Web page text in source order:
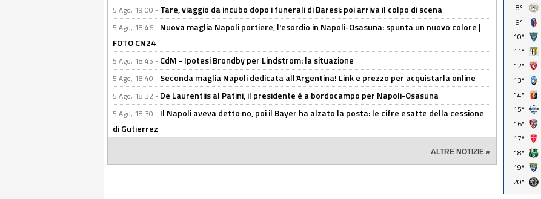
5 Ago, 19:00 - Tare, viaggio da incubo dopo i funerali di Baresi: poi arriva il colpo di scena
5 Ago, 18:46 - Nuova maglia Napoli portiere, l'esordio in Napoli-Osasuna: spunta un nuovo colore |
FOTO CN24
5 Ago, 18:45 - CdM - Ipotesi Brondby per Lindstrom: la situazione
5 Ago, 18:40 - Seconda maglia Napoli dedicata all'Argentina! Link e prezzo per acquistarla online
5 Ago, 18:32 - De Laurentiis al Patini, il presidente è a bordocampo per Napoli-Osasuna
5 Ago, 18:30 - Il Napoli aveva detto no, poi il Bayer ha alzato la posta: le cifre esatte della cessione
di Gutierrez
ALTRE NOTIZIE »
8º
9º
10º
11º
12º
13º
14º
15º
16º
17º
18º
19º
20º